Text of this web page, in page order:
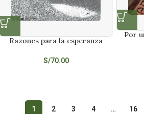
Razones para la esperanza
S/70.00
Por
1 2 3 4 … 16